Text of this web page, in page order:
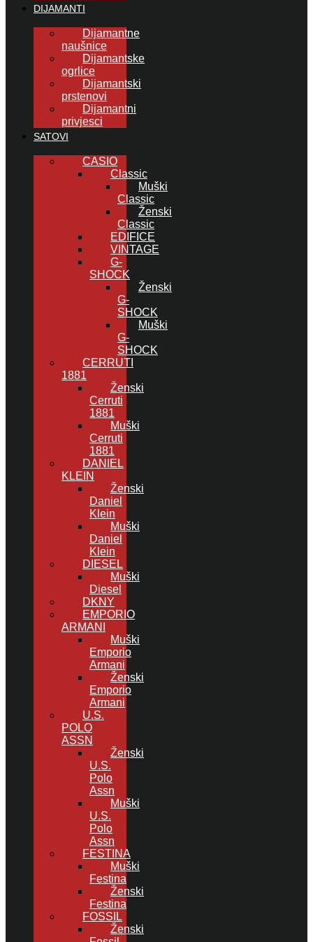
DIJAMANTI
Dijamantne
naušnice
Dijamantske
ogrlice
Dijamantski
prstenovi
Dijamantni
privjesci
SATOVI
CASIO
Classic
Muški
Classic
Ženski
Classic
EDIFICE
VINTAGE
G-
SHOCK
Ženski
G-
SHOCK
Muški
G-
SHOCK
CERRUTI
1881
Ženski
Cerruti
1881
Muški
Cerruti
1881
DANIEL
KLEIN
Ženski
Daniel
Klein
Muški
Daniel
Klein
DIESEL
Muški
Diesel
DKNY
EMPORIO
ARMANI
Muški
Emporio
Armani
Ženski
Emporio
Armani
U.S.
POLO
ASSN
Ženski
U.S.
Polo
Assn
Muški
U.S.
Polo
Assn
FESTINA
Muški
Festina
Ženski
Festina
FOSSIL
Ženski